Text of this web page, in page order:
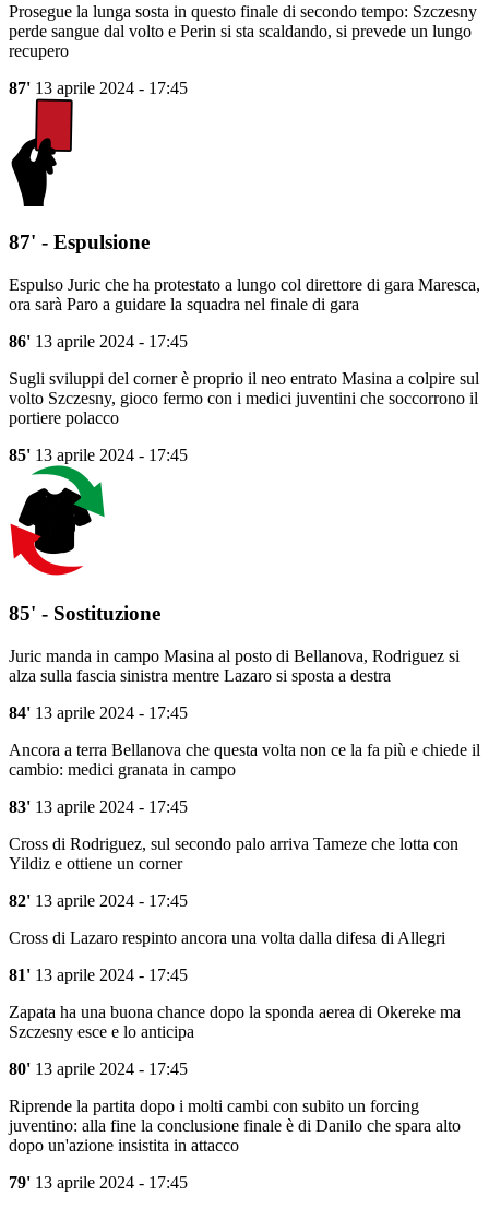
Prosegue la lunga sosta in questo finale di secondo tempo: Szczesny
perde sangue dal volto e Perin si sta scaldando, si prevede un lungo
recupero
87' 13 aprile 2024 - 17:45
87' - Espulsione
Espulso Juric che ha protestato a lungo col direttore di gara Maresca,
ora sarà Paro a guidare la squadra nel finale di gara
86' 13 aprile 2024 - 17:45
Sugli sviluppi del corner è proprio il neo entrato Masina a colpire sul
volto Szczesny, gioco fermo con i medici juventini che soccorrono il
portiere polacco
85' 13 aprile 2024 - 17:45
85' - Sostituzione
Juric manda in campo Masina al posto di Bellanova, Rodriguez si
alza sulla fascia sinistra mentre Lazaro si sposta a destra
84' 13 aprile 2024 - 17:45
Ancora a terra Bellanova che questa volta non ce la fa più e chiede il
cambio: medici granata in campo
83' 13 aprile 2024 - 17:45
Cross di Rodriguez, sul secondo palo arriva Tameze che lotta con
Yildiz e ottiene un corner
82' 13 aprile 2024 - 17:45
Cross di Lazaro respinto ancora una volta dalla difesa di Allegri
81' 13 aprile 2024 - 17:45
Zapata ha una buona chance dopo la sponda aerea di Okereke ma
Szczesny esce e lo anticipa
80' 13 aprile 2024 - 17:45
Riprende la partita dopo i molti cambi con subito un forcing
juventino: alla fine la conclusione finale è di Danilo che spara alto
dopo un'azione insistita in attacco
79' 13 aprile 2024 - 17:45